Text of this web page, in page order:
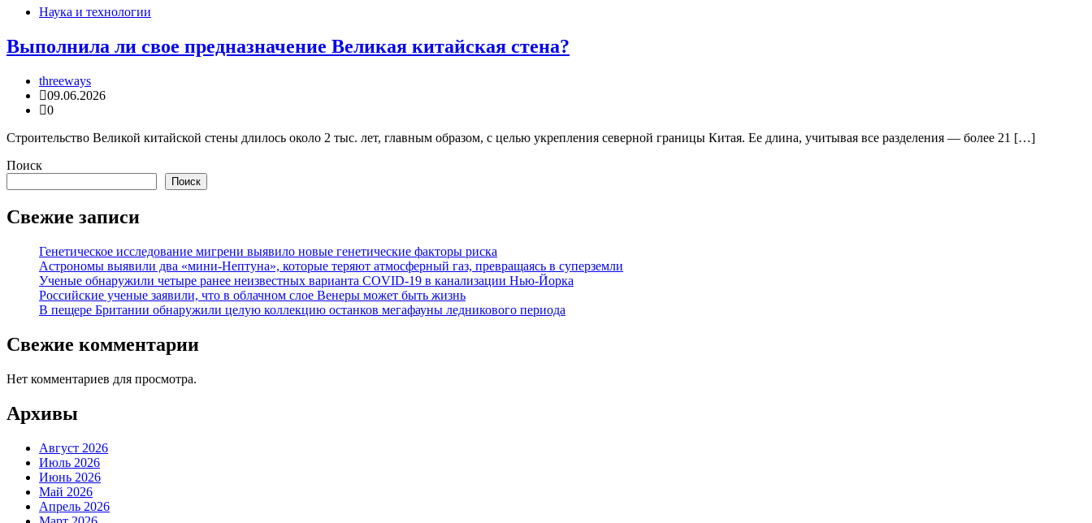
Наука и технологии
Выполнила ли свое предназначение Великая китайская стена?
threeways
09.06.2026
0
Строительство Великой китайской стены длилось около 2 тыс. лет, главным образом, с целью укрепления северной границы Китая. Ее длина, учитывая все разделения — более 21 […]
Поиск
Поиск
Свежие записи
Генетическое исследование мигрени выявило новые генетические факторы риска
Астрономы выявили два «мини-Нептуна», которые теряют атмосферный газ, превращаясь в суперземли
Ученые обнаружили четыре ранее неизвестных варианта COVID-19 в канализации Нью-Йорка
Российские ученые заявили, что в облачном слое Венеры может быть жизнь
В пещере Британии обнаружили целую коллекцию останков мегафауны ледникового периода
Свежие комментарии
Нет комментариев для просмотра.
Архивы
Август 2026
Июль 2026
Июнь 2026
Май 2026
Апрель 2026